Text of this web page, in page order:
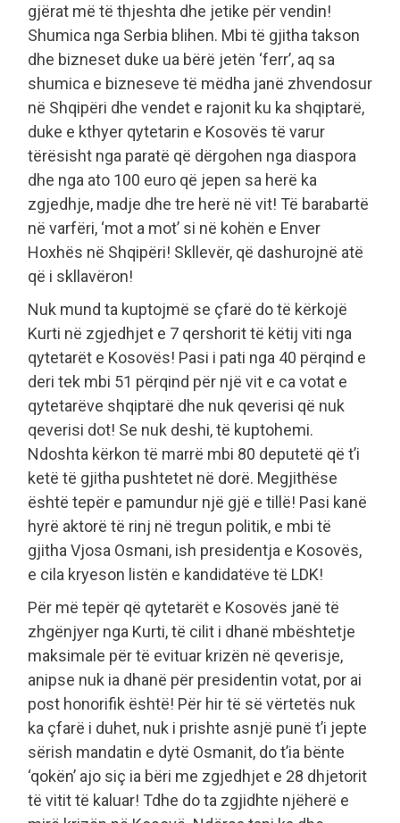
gjërat më të thjeshta dhe jetike për vendin!
Shumica nga Serbia blihen. Mbi të gjitha takson
dhe bizneset duke ua bërë jetën ‘ferr’, aq sa
shumica e bizneseve të mëdha janë zhvendosur
në Shqipëri dhe vendet e rajonit ku ka shqiptarë,
duke e kthyer qytetarin e Kosovës të varur
tërësisht nga paratë që dërgohen nga diaspora
dhe nga ato 100 euro që jepen sa herë ka
zgjedhje, madje dhe tre herë në vit! Të barabartë
në varfëri, ‘mot a mot’ si në kohën e Enver
Hoxhës në Shqipëri! Skllevër, që dashurojnë atë
që i skllavëron!
Nuk mund ta kuptojmë se çfarë do të kërkojë
Kurti në zgjedhjet e 7 qershorit të këtij viti nga
qytetarët e Kosovës! Pasi i pati nga 40 përqind e
deri tek mbi 51 përqind për një vit e ca votat e
qytetarëve shqiptarë dhe nuk qeverisi që nuk
qeverisi dot! Se nuk deshi, të kuptohemi.
Ndoshta kërkon të marrë mbi 80 deputetë që t’i
ketë të gjitha pushtetet në dorë. Megjithëse
është tepër e pamundur një gjë e tillë! Pasi kanë
hyrë aktorë të rinj në tregun politik, e mbi të
gjitha Vjosa Osmani, ish presidentja e Kosovës,
e cila kryeson listën e kandidatëve të LDK!
Për më tepër që qytetarët e Kosovës janë të
zhgënjyer nga Kurti, të cilit i dhanë mbështetje
maksimale për të evituar krizën në qeverisje,
anipse nuk ia dhanë për presidentin votat, por ai
post honorifik është! Për hir të së vërtetës nuk
ka çfarë i duhet, nuk i prishte asnjë punë t’i jepte
sërish mandatin e dytë Osmanit, do t’ia bënte
‘qokën’ ajo siç ia bëri me zgjedhjet e 28 dhjetorit
të vitit të kaluar! Tdhe do ta zgjidhte njëherë e